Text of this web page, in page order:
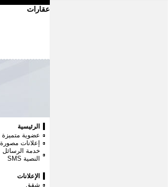
عقارات
الرئيسية
عضوية متميزة
إعلانات مصورة
خدمة الرسائل
النصية SMS
الإعلانات
شقق